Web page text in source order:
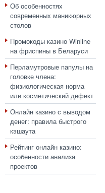
Об особенностях
современных маникюрных
столов
Промокоды казино Winline
на фриспины в Беларуси
Перламутровые папулы на
головке члена:
физиологическая норма
или косметический дефект
Онлайн казино с выводом
денег: правила быстрого
кэшаута
Рейтинг онлайн казино:
особенности анализа
проектов